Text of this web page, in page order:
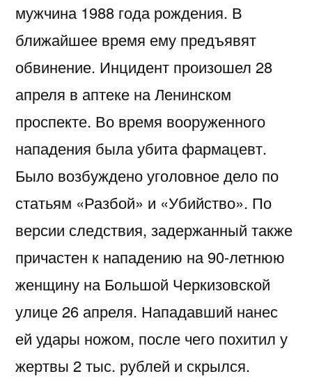
мужчина 1988 года рождения. В
ближайшее время ему предъявят
обвинение. Инцидент произошел 28
апреля в аптеке на Ленинском
проспекте. Во время вооруженного
нападения была убита фармацевт.
Было возбуждено уголовное дело по
статьям «Разбой» и «Убийство». По
версии следствия, задержанный также
причастен к нападению на 90-летнюю
женщину на Большой Черкизовской
улице 26 апреля. Нападавший нанес
ей удары ножом, после чего похитил у
жертвы 2 тыс. рублей и скрылся.